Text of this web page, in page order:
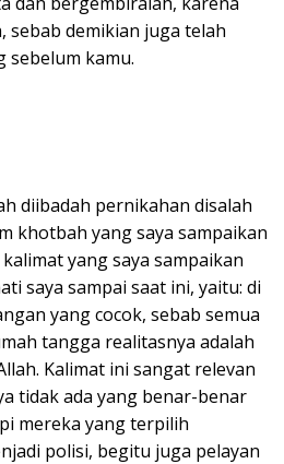
sebab demikian juga telah
sebelum kamu.
diibadah pernikahan disalah
khotbah yang saya sampaikan
yang saya sampaikan
saya sampai saat ini, yaitu: di
yang cocok, sebab semua
tangga realitasnya adalah
Kalimat ini sangat relevan
tidak ada yang benar-benar
mereka yang terpilih
polisi, begitu juga pelayan